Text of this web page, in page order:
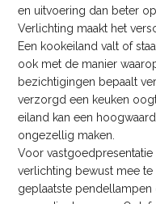
en uitvoering dan beter
Verlichting maakt het
Een kookeiland valt of
ook met de manier
bezichtigingen bepaalt
verzorgd een keuken
eiland kan een
ongezellig maken.
Voor
verlichting bewust mee
geplaatste pendellampen